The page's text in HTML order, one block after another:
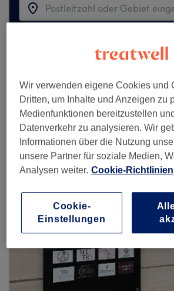
Mehr Salons anzeigen
Wir verwenden eigene Cookies und
Dritten, um Inhalte und Anzeigen zu
Medienfunktionen bereitzustellen
Datenverkehr zu analysieren. Wir
Informationen über die Nutzung
unsere Partner für soziale Medien,
Analysen weiter. Cookie-Richtlinien
Cookie-
Einstellungen